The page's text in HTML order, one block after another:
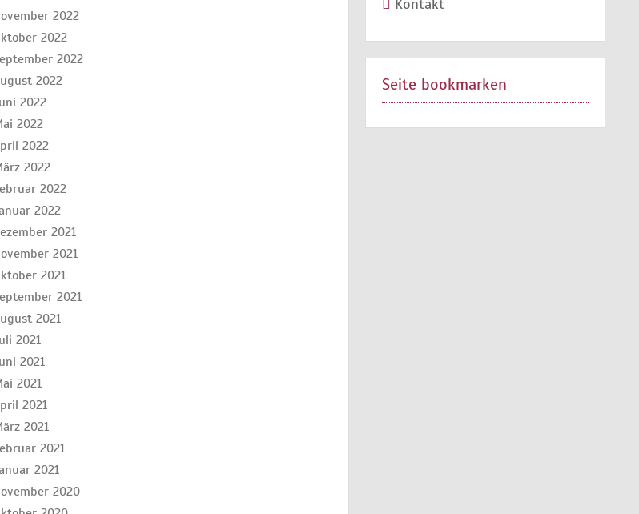
Kontakt
Seite bookmarken
2022
2022
2022
2022
2022
2022
2022
2022
2022
2022
2021
2021
2021
2021
2021
2021
2021
2021
2021
2021
2021
2021
2020